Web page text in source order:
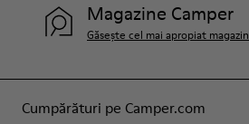
Cumpărături pe Camper.com
Magazine Camper
Găsește cel mai apropiat magazin